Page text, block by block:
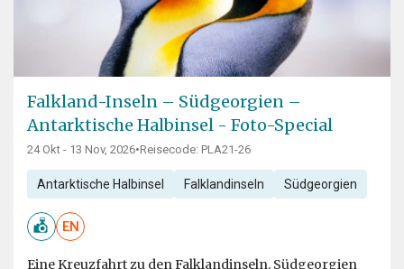
Falkland-Inseln – Südgeorgien –
Antarktische Halbinsel - Foto-Special
24 Okt - 13 Nov, 2026•Reisecode: PLA21-26
Antarktische Halbinsel Falklandinseln Südgeorgien
EN
Eine Kreuzfahrt zu den Falklandinseln, Südgeorgien